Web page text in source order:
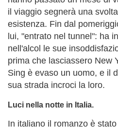
il viaggio segnerà una
esistenza. Fin dal
lui, "entrato nel tunnel": ha
nell'alcol le sue
prima che lasciassero New
Sing è evaso un uomo, e il
sua strada incroci la loro.
Luci nella notte in Italia.
In italiano il romanzo è